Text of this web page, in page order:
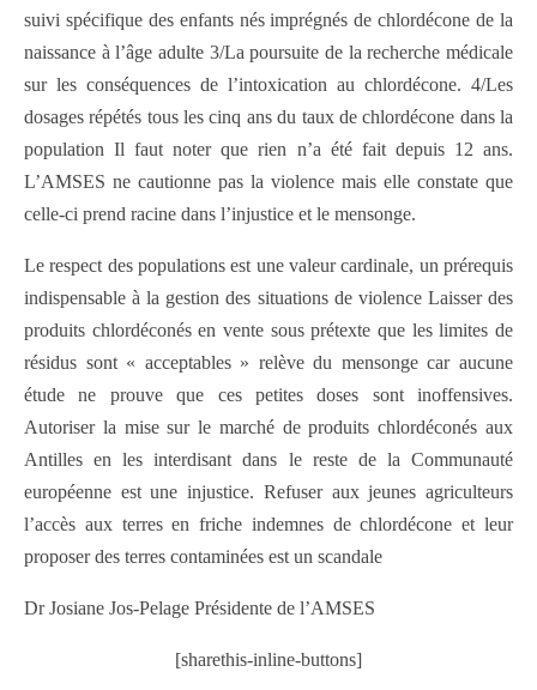
suivi spécifique des enfants nés imprégnés de chlordécone de la
naissance à l’âge adulte 3/La poursuite de la recherche médicale
sur les conséquences de l’intoxication au chlordécone. 4/Les
dosages répétés tous les cinq ans du taux de chlordécone dans la
population Il faut noter que rien n’a été fait depuis 12 ans.
L’AMSES ne cautionne pas la violence mais elle constate que
celle-ci prend racine dans l’injustice et le mensonge.
Le respect des populations est une valeur cardinale, un prérequis
indispensable à la gestion des situations de violence Laisser des
produits chlordéconés en vente sous prétexte que les limites de
résidus sont « acceptables » relève du mensonge car aucune
étude ne prouve que ces petites doses sont inoffensives.
Autoriser la mise sur le marché de produits chlordéconés aux
Antilles en les interdisant dans le reste de la Communauté
européenne est une injustice. Refuser aux jeunes agriculteurs
l’accès aux terres en friche indemnes de chlordécone et leur
proposer des terres contaminées est un scandale
Dr Josiane Jos-Pelage Présidente de l’AMSES
[sharethis-inline-buttons]